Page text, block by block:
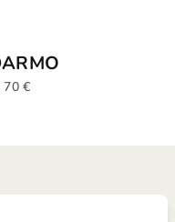
70 €